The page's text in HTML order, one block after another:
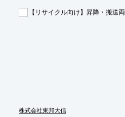
・人件費の削減
【リサイクル向け】昇降・搬送
株式会社東邦大信